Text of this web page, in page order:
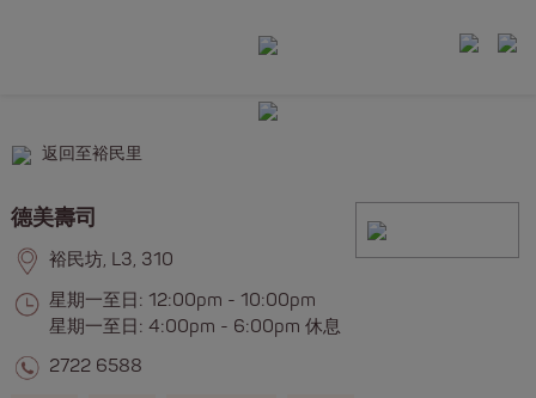
返回至裕民里
德美壽司
裕民坊, L3, 310
星期一至日: 12:00pm - 10:00pm
星期一至日: 4:00pm - 6:00pm 休息
2722 6588